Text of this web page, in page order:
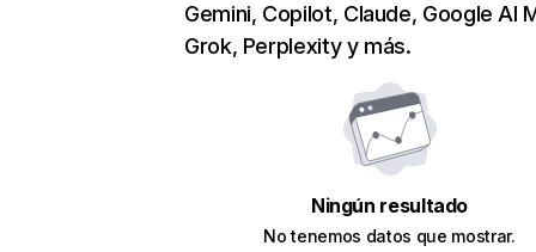
Gemini, Copilot, Claude, Google AI
Grok, Perplexity y más.
Ningún resultado
No tenemos datos que mostrar.